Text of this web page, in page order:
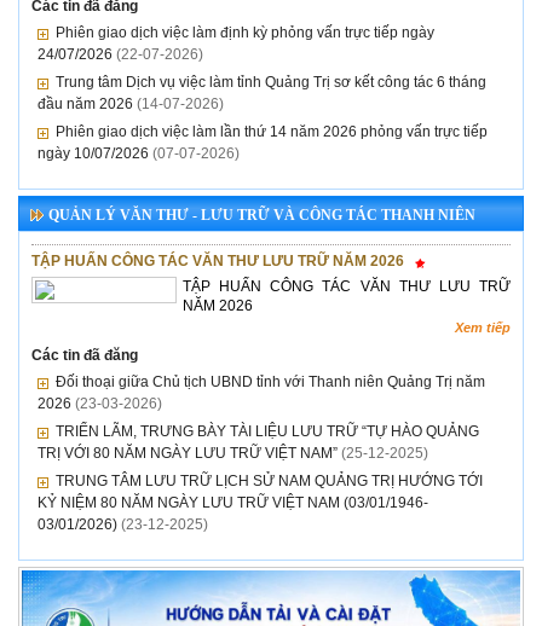
Các tin đã đăng
Phiên giao dịch việc làm định kỳ phỏng vấn trực tiếp ngày
24/07/2026 (22-07-2026)
Trung tâm Dịch vụ việc làm tỉnh Quảng Trị sơ kết công tác 6 tháng
đầu năm 2026 (14-07-2026)
Phiên giao dịch việc làm lần thứ 14 năm 2026 phỏng vấn trực tiếp
ngày 10/07/2026 (07-07-2026)
QUẢN LÝ VĂN THƯ - LƯU TRỮ VÀ CÔNG TÁC THANH NIÊN
TẬP HUẤN CÔNG TÁC VĂN THƯ LƯU TRỮ NĂM 2026
TẬP HUẤN CÔNG TÁC VĂN THƯ LƯU TRỮ
NĂM 2026
Xem tiếp
Các tin đã đăng
Đối thoại giữa Chủ tịch UBND tỉnh với Thanh niên Quảng Trị năm
2026 (23-03-2026)
TRIỂN LÃM, TRƯNG BÀY TÀI LIỆU LƯU TRỮ “TỰ HÀO QUẢNG
TRỊ VỚI 80 NĂM NGÀY LƯU TRỮ VIỆT NAM” (25-12-2025)
TRUNG TÂM LƯU TRỮ LỊCH SỬ NAM QUẢNG TRỊ HƯỚNG TỚI
KỶ NIỆM 80 NĂM NGÀY LƯU TRỮ VIỆT NAM (03/01/1946-
03/01/2026) (23-12-2025)